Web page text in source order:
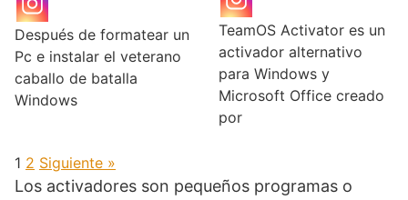
Después de formatear un
Pc e instalar el veterano
caballo de batalla
Windows
TeamOS Activator es un
activador alternativo
para Windows y
Microsoft Office creado
por
1 2 Siguiente »
Los activadores son pequeños programas o